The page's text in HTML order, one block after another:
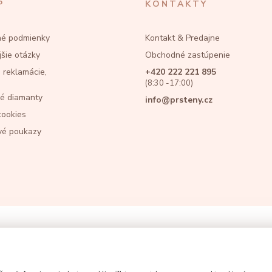
podmienky
otázky
reklamácie,
diamanty
poukazy
KONTAKTY
Kontakt & Predajne
Obchodné zastúpenie
+420 222 221 895
(8:30 -17:00)
info@prsteny.cz